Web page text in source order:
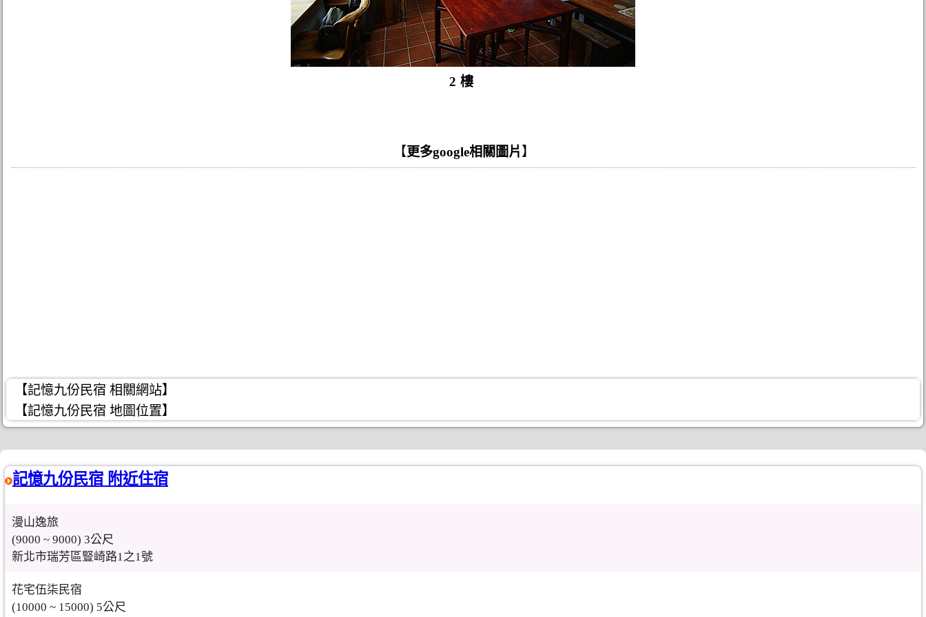
2樓
【更多google相關圖片 】
【記憶九份民宿 相關網站】
【記憶九份民宿 地圖位置】
記憶九份民宿 附近住宿
漫山逸旅
(9000 ~ 9000) 3公尺
新北市瑞芳區豎崎路1之1號
花宅伍柒民宿
(10000 ~ 15000) 5公尺